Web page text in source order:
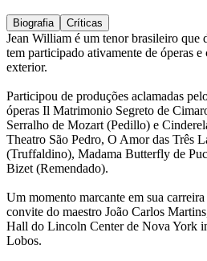
Biografia Críticas
Jean William é um tenor brasileiro que
tem participado ativamente de óperas
exterior.
Participou de produções aclamadas
óperas Il Matrimonio Segreto de
Serralho de Mozart (Pedillo) e
Theatro São Pedro, O Amor das Três
(Truffaldino), Madama Butterfly de
Bizet (Remendado).
Um momento marcante em sua
convite do maestro João Carlos
Hall do Lincoln Center de Nova York
Lobos.